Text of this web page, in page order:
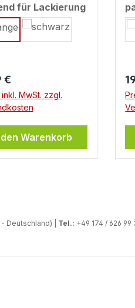
für Lackierung
Preis:
€
MwSt. zzgl.
Warenkorb
Deutschland) | Tel.: +49 174 / 626 99